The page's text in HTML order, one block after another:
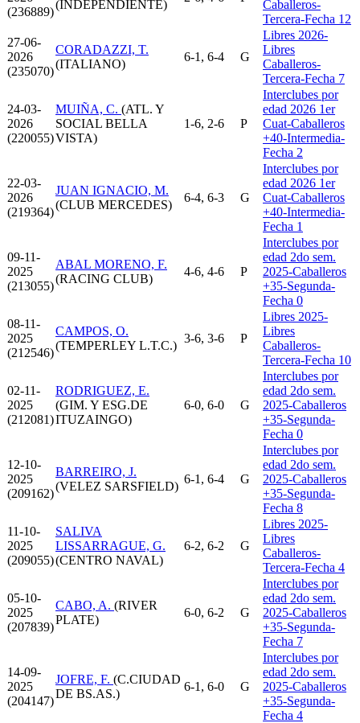
(236889)
(INDEPENDIENTE)
Caballeros-
Tercera-Fecha 12
27-06-
2026
(235070)
CORADAZZI, T.
(ITALIANO)
6-1, 6-4 G
Libres 2026-
Libres
Caballeros-
Tercera-Fecha 7
24-03-
2026
(220055)
MUIÑA, C. (ATL. Y
SOCIAL BELLA
VISTA)
1-6, 2-6 P
Interclubes por
edad 2026 1er
Cuat-Caballeros
+40-Intermedia-
Fecha 2
22-03-
2026
(219364)
JUAN IGNACIO, M.
(CLUB MERCEDES)
6-4, 6-3 G
Interclubes por
edad 2026 1er
Cuat-Caballeros
+40-Intermedia-
Fecha 1
09-11-
2025
(213055)
ABAL MORENO, F.
(RACING CLUB)
4-6, 4-6 P
Interclubes por
edad 2do sem.
2025-Caballeros
+35-Segunda-
Fecha 0
08-11-
2025
(212546)
CAMPOS, O.
(TEMPERLEY L.T.C.)
3-6, 3-6 P
Libres 2025-
Libres
Caballeros-
Tercera-Fecha 10
02-11-
2025
(212081)
RODRIGUEZ, E.
(GIM. Y ESG.DE
ITUZAINGO)
6-0, 6-0 G
Interclubes por
edad 2do sem.
2025-Caballeros
+35-Segunda-
Fecha 0
12-10-
2025
(209162)
BARREIRO, J.
(VELEZ SARSFIELD)
6-1, 6-4 G
Interclubes por
edad 2do sem.
2025-Caballeros
+35-Segunda-
Fecha 8
11-10-
2025
(209055)
SALIVA
LISSARRAGUE, G.
(CENTRO NAVAL)
6-2, 6-2 G
Libres 2025-
Libres
Caballeros-
Tercera-Fecha 4
05-10-
2025
(207839)
CABO, A. (RIVER
PLATE)
6-0, 6-2 G
Interclubes por
edad 2do sem.
2025-Caballeros
+35-Segunda-
Fecha 7
14-09-
2025
(204147)
JOFRE, F. (C.CIUDAD
DE BS.AS.)
6-1, 6-0 G
Interclubes por
edad 2do sem.
2025-Caballeros
+35-Segunda-
Fecha 4